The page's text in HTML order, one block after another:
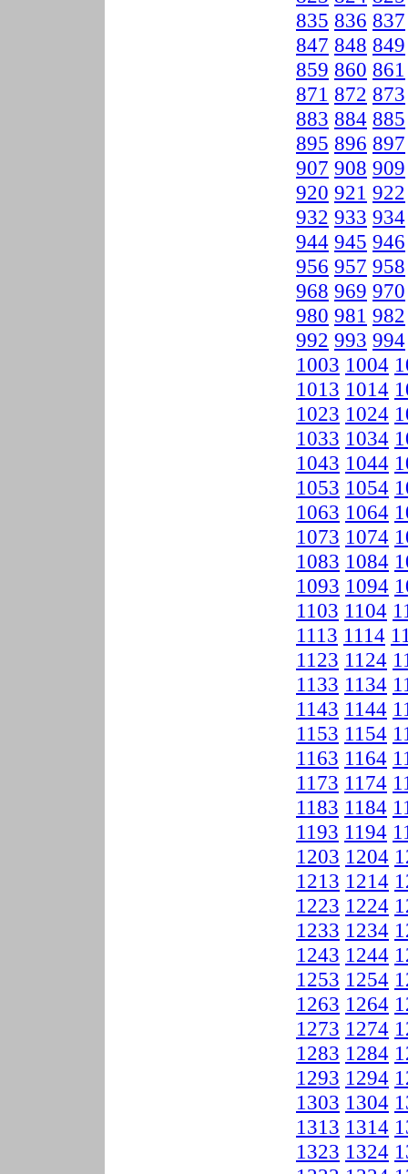
835 836 837
847 848 849
859 860 861
871 872 873
883 884 885
895 896 897
907 908 909
920 921 922
932 933 934
944 945 946
956 957 958
968 969 970
980 981 982
992 993 994
1003 1004
1013 1014
1023 1024
1033 1034
1043 1044
1053 1054
1063 1064
1073 1074
1083 1084
1093 1094
1103 1104
1113 1114
1123 1124
1133 1134
1143 1144
1153 1154
1163 1164
1173 1174
1183 1184
1193 1194
1203 1204
1213 1214
1223 1224
1233 1234
1243 1244
1253 1254
1263 1264
1273 1274
1283 1284
1293 1294
1303 1304
1313 1314
1323 1324